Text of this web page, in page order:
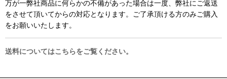
万が一弊社商品に何らかの不備があった場合は一度、弊社にご返送
をさせて頂いてからの対応となります。ご了承頂ける方のみご購入
をお願いいたします。
送料についてはこちらをご覧ください。